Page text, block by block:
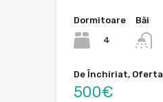
Dormitoare
4
Băi
De Închiriat, Oferta
500€